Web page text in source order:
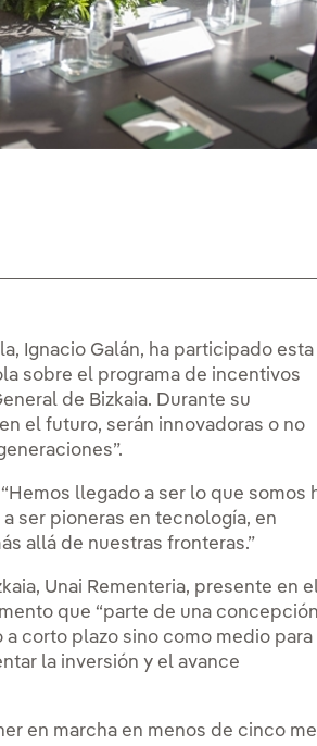
Ignacio Galán, ha participado esta
sobre el programa de incentivos
de Bizkaia. Durante su
el futuro, serán innovadoras o no
llegado a ser lo que somos
ser pioneras en tecnología, en
allá de nuestras fronteras.”
Unai Rementeria, presente en
que “parte de una
corto plazo sino como medio para
la inversión y el avance
en marcha en menos de cinco